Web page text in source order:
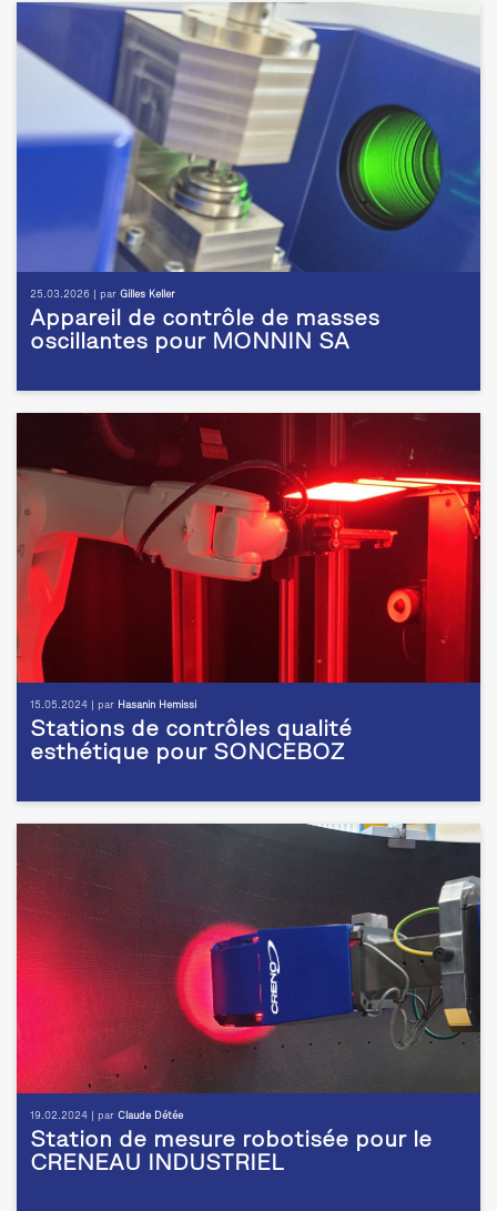
25.03.2026 | par Gilles Keller
Appareil de contrôle de masses
oscillantes pour MONNIN SA
15.05.2024 | par Hasanin Hemissi
Stations de contrôles qualité
esthétique pour SONCEBOZ
19.02.2024 | par Claude Détée
Station de mesure robotisée pour le
CRENEAU INDUSTRIEL